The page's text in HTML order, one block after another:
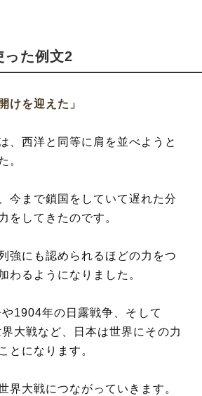
った例文2
けを迎えた」
、西洋と同等に肩を並べようと
。
今まで鎖国をしていて遅れた分
をしてきたのです。
強にも認められるほどの力をつ
わるようになりました。
1904年の日露戦争、そして
大戦など、日本は世界にその力
とになります。
界大戦につながっていきます。